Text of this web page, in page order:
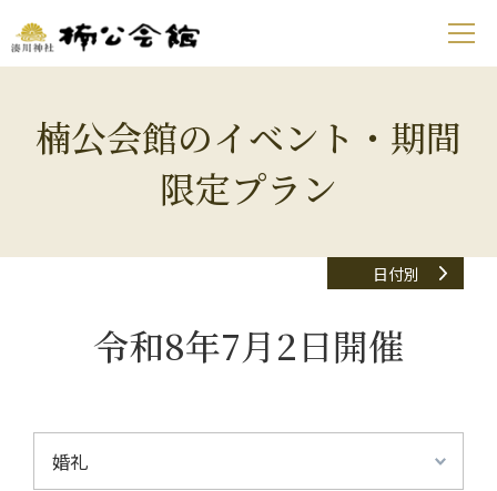
楠公会館のイベント・期間
限定プラン
日付別
令和8年7月2日開催